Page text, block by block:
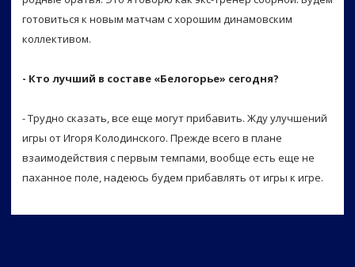
готовиться к новым матчам с хорошим динамовским
коллективом.
- Кто лучший в составе «Белогорье» сегодня?
- Трудно сказать, все еще могут прибавить. Жду улучшений
игры от Игоря Колодинского. Прежде всего в плане
взаимодействия с первым темпами, вообще есть еще не
паханное поле, надеюсь будем прибавлять от игры к игре.